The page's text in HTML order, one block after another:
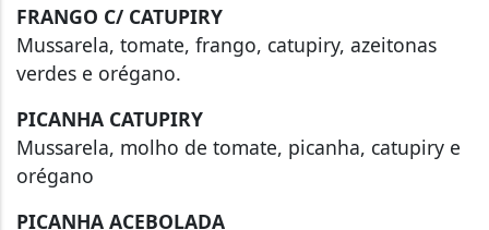
FRANGO C/ CATUPIRY
Mussarela, tomate, frango, catupiry, azeitonas
verdes e orégano.
PICANHA CATUPIRY
Mussarela, molho de tomate, picanha, catupiry e
orégano
PICANHA ACEBOLADA